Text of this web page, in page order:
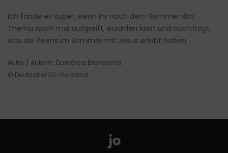
Ich fände es super, wenn ihr nach dem Sommer das
Thema noch mal aufgreift, erzählen lasst und nachfragt,
was die Teens im Sommer mit Jesus erlebt haben.
Autor / Autorin: Dorothea Bronsema
© Deutscher EC-Verband